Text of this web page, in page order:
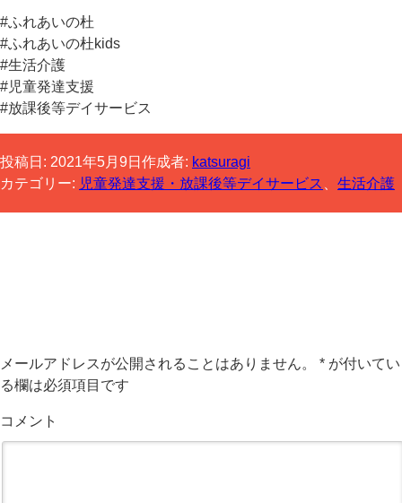
#ふれあいの杜
#ふれあいの杜kids
#生活介護
#児童発達支援
#放課後等デイサービス
投稿日: 2021年5月9日 作成者: katsuragi
カテゴリー: 児童発達支援・放課後等デイサービス 生活介護
メールアドレスが公開されることはありません。 * が付いてい
る欄は必須項目です
コメント